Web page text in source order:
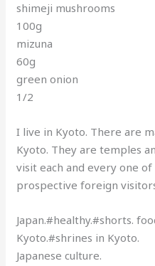
shimeji mushrooms
100g
mizuna
60g
green onion
1/2
I live in Kyoto. There are
Kyoto. They are temples
visit each and every one
prospective foreign
Japan.#healthy.#shorts.
Kyoto.#shrines in Kyoto.
Japanese culture.